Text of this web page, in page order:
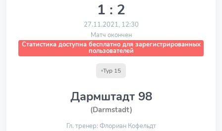
1 : 2
27.11.2021, 12:30
Матч окончен
Статистика доступна бесплатно для зарегистрированных
пользователей
Тур 15
Дармштадт 98
(Darmstadt)
Гл. тренер: Флориан Кофельдт